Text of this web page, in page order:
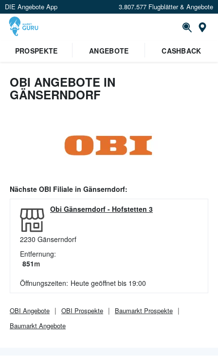
DIE Angebote App 3.807.577 Flugblätter & Angebote
PROSPEKTE
ANGEBOTE CASHBACK
OBI ANGEBOTE IN
GÄNSERNDORF
Nächste OBI Filiale in Gänserndorf:
Obi Gänserndorf - Hofstetten 3
2230 Gänserndorf
Entfernung:
851m
Öffnungszeiten: Heute geöffnet bis 19:00
OBI Angebote OBI Prospekte Baumarkt Prospekte
Baumarkt Angebote